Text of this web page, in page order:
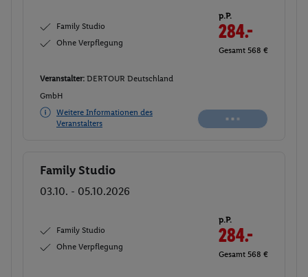
Family Studio
Ohne Verpflegung
p.P.
284.-
Gesamt 568 €
Veranstalter: DERTOUR Deutschland
GmbH
Weitere Informationen des
Veranstalters
Buchen
Family Studio
03.10. - 05.10.2026
Family Studio
Ohne Verpflegung
p.P.
284.-
Gesamt 568 €